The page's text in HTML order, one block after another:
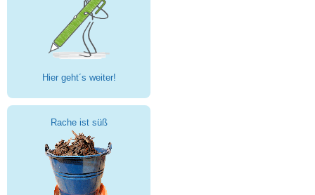
Hier geht´s weiter!
Rache ist süß